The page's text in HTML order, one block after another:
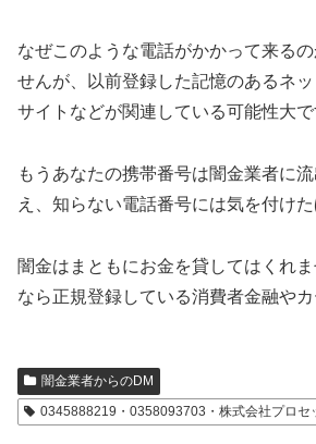
なぜこのような電話がかかって来る
せんが、以前登録した記憶のあるネ
サイトなどが関連している可能性大で
もうあなたの携帯番号は闇金業者に
え、知らない電話番号には気を付けた
闇金はまともにお金を貸してはくれ
なら正規登録している消費者金融やカ
闇金業者からのDM
0345888219・0358093703・株式会社プロセ